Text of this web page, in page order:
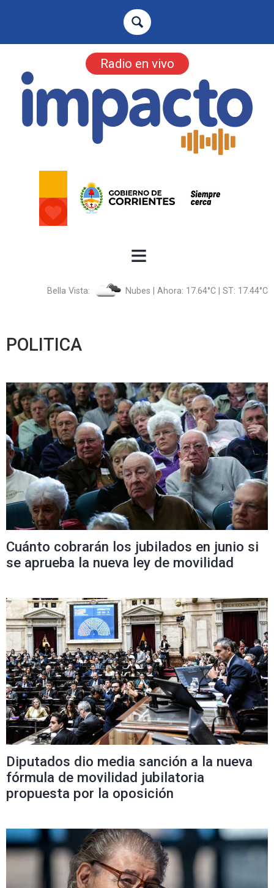
Radio en vivo
Bella Vista: Nubes | Ahora: 17.64°C | ST: 17.44°C
POLITICA
Cuánto cobrarán los jubilados en junio si
se aprueba la nueva ley de movilidad
Diputados dio media sanción a la nueva
fórmula de movilidad jubilatoria
propuesta por la oposición